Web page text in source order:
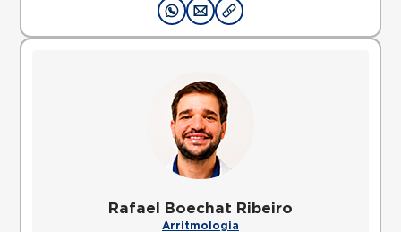
Rafael Boechat Ribeiro
Arritmologia